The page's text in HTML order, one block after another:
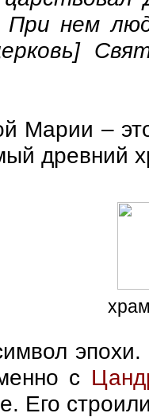
нем
Марии –
древний
с
Его